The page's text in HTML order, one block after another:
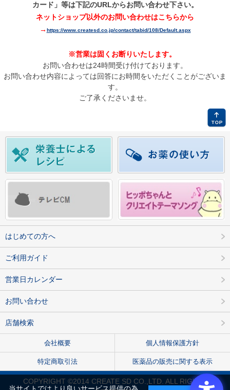
カード」等は下記のURLからお問い合わせ下さい。
ネットショップ以外のお問い合わせはこちらから
→ https://www.createsd.co.jp/contact/tabid/108/Default.aspx
※営業は固くお断りいたします。
お問い合わせは24時間受け付けております。
お問い合わせ内容によっては回答にお時間をいただくことがございま
す。
ご了承くださいませ。
はじめての方へ
ご利用ガイド
営業日カレンダー
お問い合わせ
店舗検索
会社概要 個人情報保護方針
特定商取引法 医薬品の販売に関する表示
COPYRIGHT ©2014 CREATE SD CO.,LTD. ALL RIGHTS